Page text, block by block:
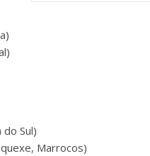
do Sul)
Marrocos)